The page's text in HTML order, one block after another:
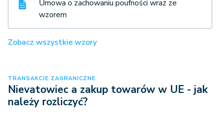
Umowa o zachowaniu poufności wraz ze
wzorem
Zobacz wszystkie wzory
TRANSAKCJE ZAGRANICZNE
Nievatowiec a zakup towarów w UE - jak
należy rozliczyć?